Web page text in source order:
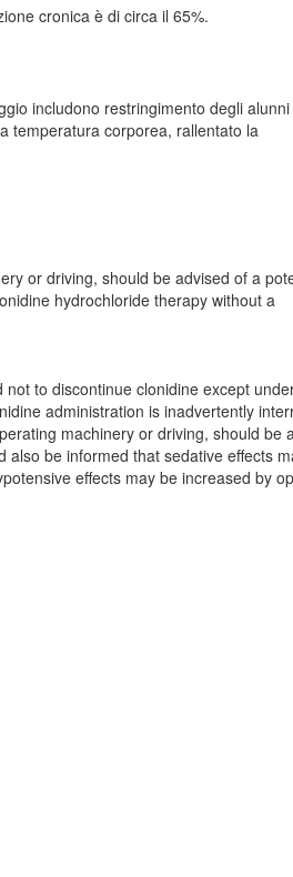
cronica è di circa il 65%.
includono restringimento degli
temperatura corporea, rallentato la
or driving, should be advised of a
hydrochloride therapy without a
to discontinue clonidine except
administration is inadvertently
machinery or driving, should be
be informed that sedative effects
effects may be increased by